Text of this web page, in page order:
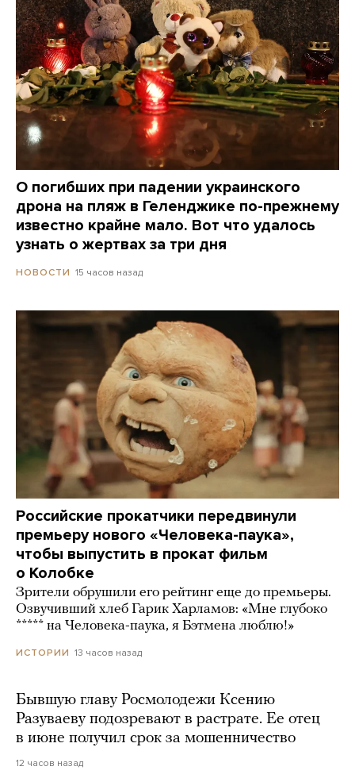
О погибших при падении украинского
дрона на пляж в Геленджике по-прежнему
известно крайне мало. Вот что удалось
узнать о жертвах за три дня
НОВОСТИ 15 часов назад
Российские прокатчики передвинули
премьеру нового «Человека-паука»,
чтобы выпустить в прокат фильм
о Колобке
Зрители обрушили его рейтинг еще до премьеры.
Озвучивший хлеб Гарик Харламов: «Мне глубоко
***** на Человека-паука, я Бэтмена люблю!»
ИСТОРИИ 13 часов назад
Бывшую главу Росмолодежи Ксению
Разуваеву подозревают в растрате. Ее отец
в июне получил срок за мошенничество
12 часов назад